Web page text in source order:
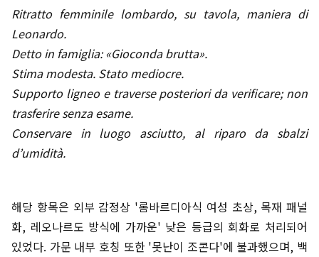
Ritratto femminile lombardo, su tavola, maniera di
Leonardo.
Detto in famiglia: «Gioconda brutta».
Stima modesta. Stato mediocre.
Supporto ligneo e traverse posteriori da verificare; non
trasferire senza esame.
Conservare in luogo asciutto, al riparo da sbalzi
d’umidità.
해당 항목은 외부 감정상 '롬바르디아식 여성 초상, 목재 패널
화, 레오나르도 방식에 가까운' 낮은 등급의 회화로 처리되어
있었다. 가문 내부 호칭 또한 '못난이 조콘다'에 불과했으며, 백